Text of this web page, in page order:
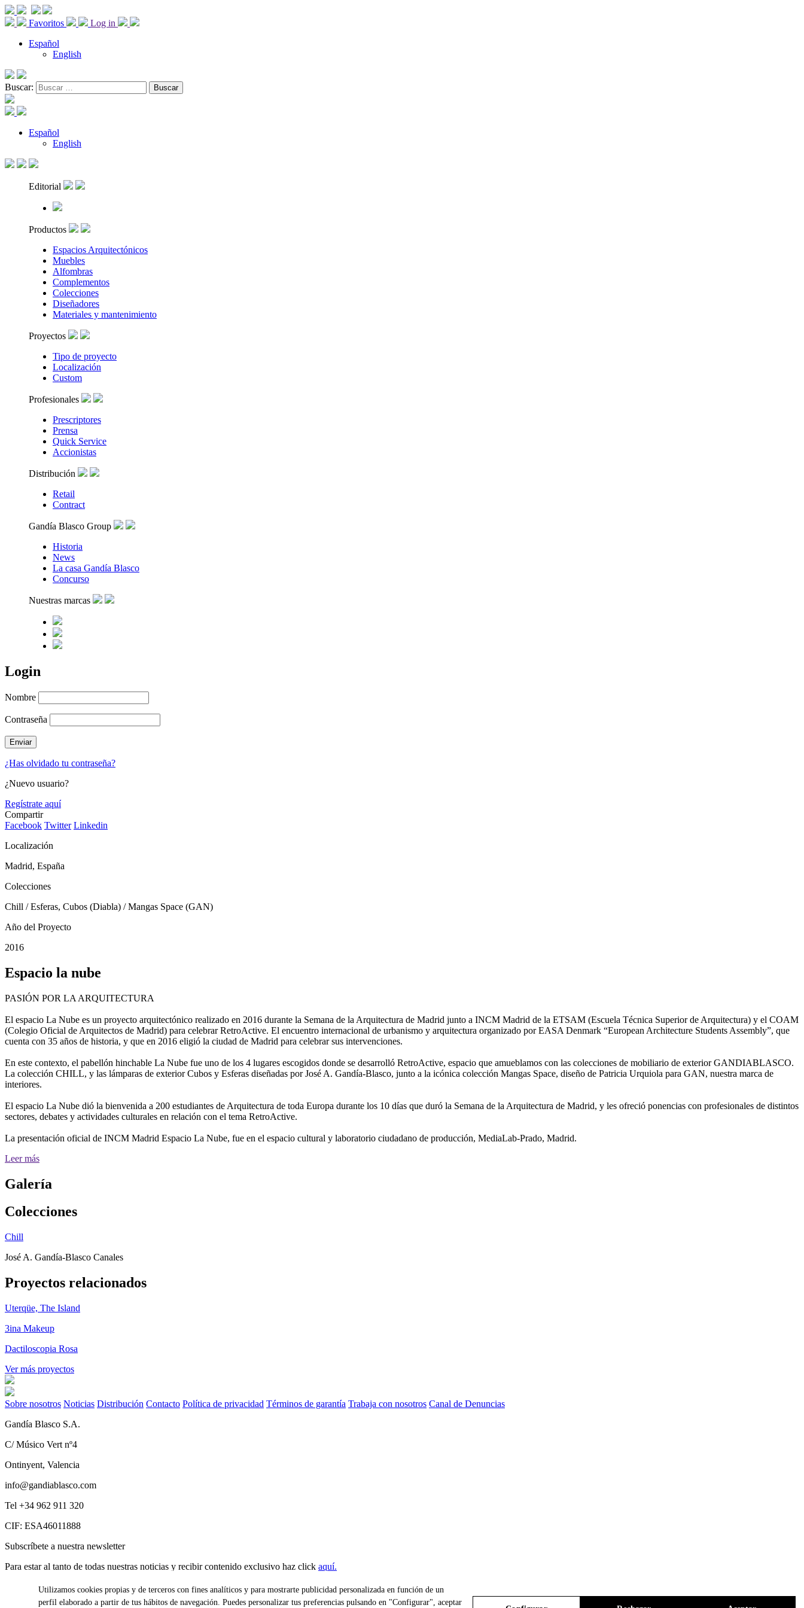
Favoritos
Log in
Español
English
Buscar:
Español
English
Editorial
Productos
Espacios Arquitectónicos
Muebles
Alfombras
Complementos
Colecciones
Diseñadores
Materiales y mantenimiento
Proyectos
Tipo de proyecto
Localización
Custom
Profesionales
Prescriptores
Prensa
Quick Service
Accionistas
Distribución
Retail
Contract
Gandía Blasco Group
Historia
News
La casa Gandía Blasco
Concurso
Nuestras marcas
Login
Nombre
Contraseña
¿Has olvidado tu contraseña?
¿Nuevo usuario?
Regístrate aquí
Compartir
Facebook Twitter Linkedin
Localización
Madrid, España
Colecciones
Chill / Esferas, Cubos (Diabla) / Mangas Space (GAN)
Año del Proyecto
2016
Espacio la nube
PASIÓN POR LA ARQUITECTURA
El espacio La Nube es un proyecto arquitectónico realizado en 2016 durante la Semana de la Arquitectura de Madrid junto a INCM Madrid de la ETSAM (Escuela Técnica Superior de Arquitectura) y el COAM
(Colegio Oficial de Arquitectos de Madrid) para celebrar RetroActive. El encuentro internacional de urbanismo y arquitectura organizado por EASA Denmark “European Architecture Students Assembly”, que
cuenta con 35 años de historia, y que en 2016 eligió la ciudad de Madrid para celebrar sus intervenciones.
En este contexto, el pabellón hinchable La Nube fue uno de los 4 lugares escogidos donde se desarrolló RetroActive, espacio que amueblamos con las colecciones de mobiliario de exterior GANDIABLASCO.
La colección CHILL, y las lámparas de exterior Cubos y Esferas diseñadas por José A. Gandía-Blasco, junto a la icónica colección Mangas Space, diseño de Patricia Urquiola para GAN, nuestra marca de
interiores.
El espacio La Nube dió la bienvenida a 200 estudiantes de Arquitectura de toda Europa durante los 10 días que duró la Semana de la Arquitectura de Madrid, y les ofreció ponencias con profesionales de distintos
sectores, debates y actividades culturales en relación con el tema RetroActive.
La presentación oficial de INCM Madrid Espacio La Nube, fue en el espacio cultural y laboratorio ciudadano de producción, MediaLab-Prado, Madrid.
Leer más
Galería
Colecciones
Chill
José A. Gandía-Blasco Canales
Proyectos relacionados
Uterqüe, The Island
3ina Makeup
Dactiloscopia Rosa
Ver más proyectos
Sobre nosotros Noticias Distribución Contacto Política de privacidad Términos de garantía Trabaja con nosotros Canal de Denuncias
Gandía Blasco S.A.
C/ Músico Vert nº4
Ontinyent, Valencia
info@gandiablasco.com
Tel +34 962 911 320
CIF: ESA46011888
Subscríbete a nuestra newsletter
Para estar al tanto de todas nuestras noticias y recibir contenido exclusivo haz click aquí.
Utilizamos cookies propias y de terceros con fines analíticos y para mostrarte publicidad personalizada en función de un
perfil elaborado a partir de tus hábitos de navegación. Puedes personalizar tus preferencias pulsando en "Configurar", aceptar